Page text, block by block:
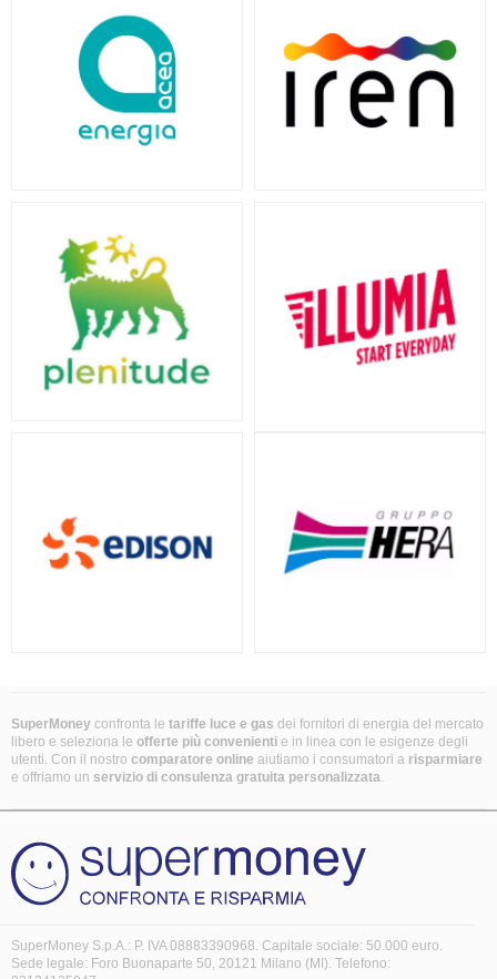
SuperMoney confronta le tariffe luce e gas dei fornitori di energia del mercato
libero e seleziona le offerte più convenienti e in linea con le esigenze degli
utenti. Con il nostro comparatore online aiutiamo i consumatori a risparmiare
e offriamo un servizio di consulenza gratuita personalizzata.
SuperMoney S.p.A.: P. IVA 08883390968. Capitale sociale: 50.000 euro.
Sede legale: Foro Buonaparte 50, 20121 Milano (MI). Telefono: